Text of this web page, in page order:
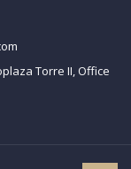
Torre II, Office